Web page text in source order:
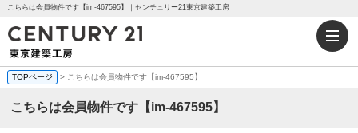
こちらは会員物件です【im-467595】｜センチュリー21東京建築工房
TOPページ > こちらは会員物件です【im-467595】
こちらは会員物件です【im-467595】